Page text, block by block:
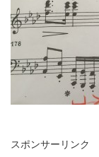
スポンサーリンク